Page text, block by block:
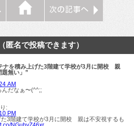
匿名で投稿できます）
ナを積み上げた3階建て学校が3月に開校 親
無い」”
AM
んだなぁ〜(^^;;
:
PM
3階建て学校が3月に開校 親は不安視するも